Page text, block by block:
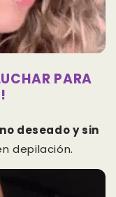
PARA
deseado y sin
depilación.